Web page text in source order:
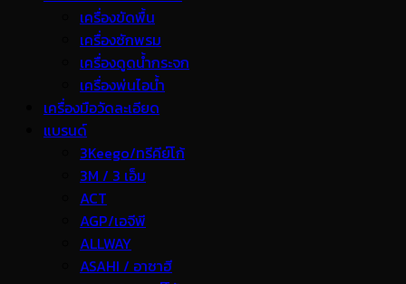
เครื่องขัดพื้น
เครื่องซักพรม
เครื่องดูดน้ำกระจก
เครื่องพ่นไอน้ำ
เครื่องมือวัดละเอียด
แบรนด์
3Keego/ทรีคีย์โก้
3M / 3 เอ็ม
ACT
AGP/เอจีพี
ALLWAY
ASAHI / อาซาฮี